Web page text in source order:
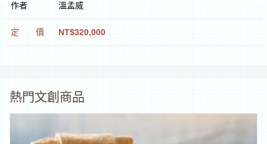
花
蓮文
驗
市
集
作者 溫孟威
定價 NT$320,000
熱門文創商品